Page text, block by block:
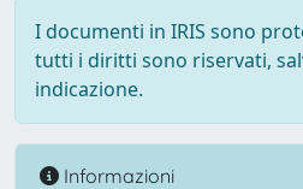
I documenti in IRIS sono
tutti i diritti sono riservati,
indicazione.
Informazioni